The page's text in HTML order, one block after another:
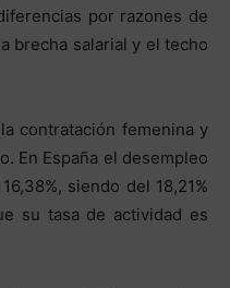
por razones de
brecha salarial y el techo
contratación femenina y
En España el desempleo
siendo del 18,21%
su tasa de actividad es